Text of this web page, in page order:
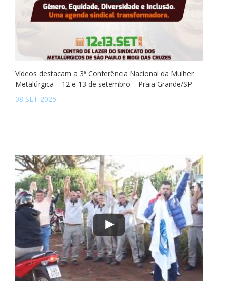
Vídeos destacam a 3ª Conferência Nacional da Mulher
Metalúrgica – 12 e 13 de setembro – Praia Grande/SP
08 SET 2025